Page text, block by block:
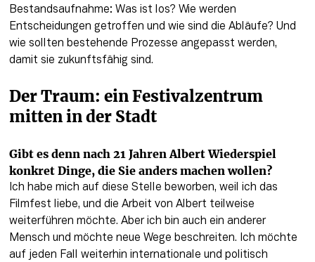
Bestandsaufnahme: Was ist los? Wie werden
Entscheidungen getroffen und wie sind die Abläufe? Und
wie sollten bestehende Prozesse angepasst werden,
damit sie zukunftsfähig sind.
Der Traum: ein Festivalzentrum
mitten in der Stadt
Gibt es denn nach 21 Jahren Albert Wiederspiel
konkret Dinge, die Sie anders machen wollen?
Ich habe mich auf diese Stelle beworben, weil ich das
Filmfest liebe, und die Arbeit von Albert teilweise
weiterführen möchte. Aber ich bin auch ein anderer
Mensch und möchte neue Wege beschreiten. Ich möchte
auf jeden Fall weiterhin internationale und politisch